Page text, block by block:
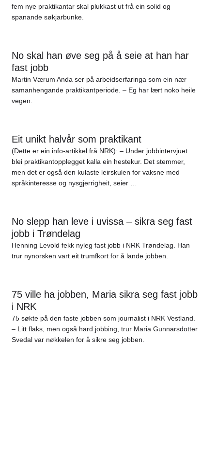
fem nye praktikantar skal plukkast ut frå ein solid og
spanande søkjarbunke.
No skal han øve seg på å seie at han har
fast jobb
Martin Værum Anda ser på arbeidserfaringa som ein nær
samanhengande praktikantperiode. – Eg har lært noko heile
vegen.
Eit unikt halvår som praktikant
(Dette er ein info-artikkel frå NRK): – Under jobbintervjuet
blei praktikantopplegget kalla ein hestekur. Det stemmer,
men det er også den kulaste leirskulen for vaksne med
språkinteresse og nysgjerrigheit, seier …
No slepp han leve i uvissa – sikra seg fast
jobb i Trøndelag
Henning Levold fekk nyleg fast jobb i NRK Trøndelag. Han
trur nynorsken vart eit trumfkort for å lande jobben.
75 ville ha jobben, Maria sikra seg fast jobb
i NRK
75 søkte på den faste jobben som journalist i NRK Vestland.
– Litt flaks, men også hard jobbing, trur Maria Gunnarsdotter
Svedal var nøkkelen for å sikre seg jobben.